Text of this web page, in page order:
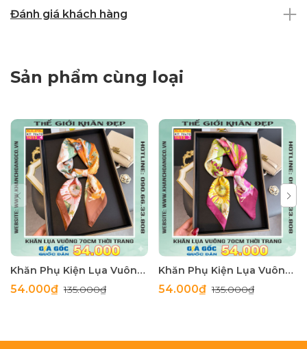
Đánh giá khách hàng
Sản phẩm cùng loại
Khăn Phụ Kiện Lụa Vuông 70cm - Thế Giới Khăn Đẹp C1062_4
54.000₫135.000₫
Khăn Phụ Kiện Lụa Vuông 70cm - Thế Giới Khăn Đẹp C1062_3
54.000₫135.000₫